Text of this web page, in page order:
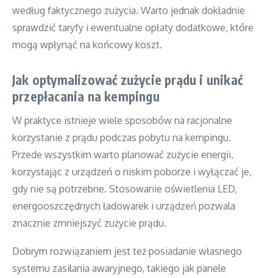
według faktycznego zużycia. Warto jednak dokładnie
sprawdzić taryfy i ewentualne opłaty dodatkowe, które
mogą wpłynąć na końcowy koszt.
Jak optymalizować zużycie prądu i unikać
przepłacania na kempingu
W praktyce istnieje wiele sposobów na racjonalne
korzystanie z prądu podczas pobytu na kempingu.
Przede wszystkim warto planować zużycie energii,
korzystając z urządzeń o niskim poborze i wyłączać je,
gdy nie są potrzebne. Stosowanie oświetlenia LED,
energooszczędnych ładowarek i urządzeń pozwala
znacznie zmniejszyć zużycie prądu.
Dobrym rozwiązaniem jest też posiadanie własnego
systemu zasilania awaryjnego, takiego jak panele